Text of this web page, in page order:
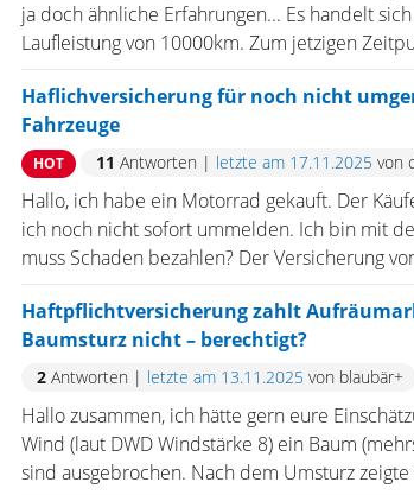
ja doch ähnliche Erfahrungen... Es handelt
Laufleistung von 10000km. Zum jetzigen
Haflichversicherung für noch nicht
Fahrzeuge
HOT 11 Antworten | letzte am 17.11.2025 von
Hallo, ich habe ein Motorrad gekauft. Der
ich noch nicht sofort ummelden. Ich bin mit
muss Schaden bezahlen? Der Versicherung
Haftpflichtversicherung zahlt
Baumsturz nicht – berechtigt?
2 Antworten | letzte am 13.11.2025 von blaubär+
Hallo zusammen, ich hätte gern eure
Wind (laut DWD Windstärke 8) ein Baum
sind ausgebrochen. Nach dem Umsturz